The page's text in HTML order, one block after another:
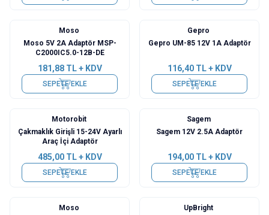
Moso
Moso 5V 2A Adaptör MSP-
C2000IC5.0-12B-DE
181,88TL + KDV
SEPETE EKLE
Gepro
Gepro UM-85 12V 1A Adaptör
116,40TL + KDV
SEPETE EKLE
Motorobit
Çakmaklık Girişli 15-24V Ayarlı
Araç İçi Adaptör
485,00TL + KDV
SEPETE EKLE
Sagem
Sagem 12V 2.5A Adaptör
194,00TL + KDV
SEPETE EKLE
Moso
UpBright